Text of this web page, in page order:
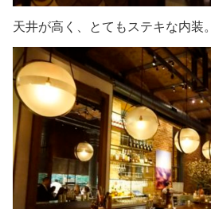
天井が高く、とてもステキな内装。